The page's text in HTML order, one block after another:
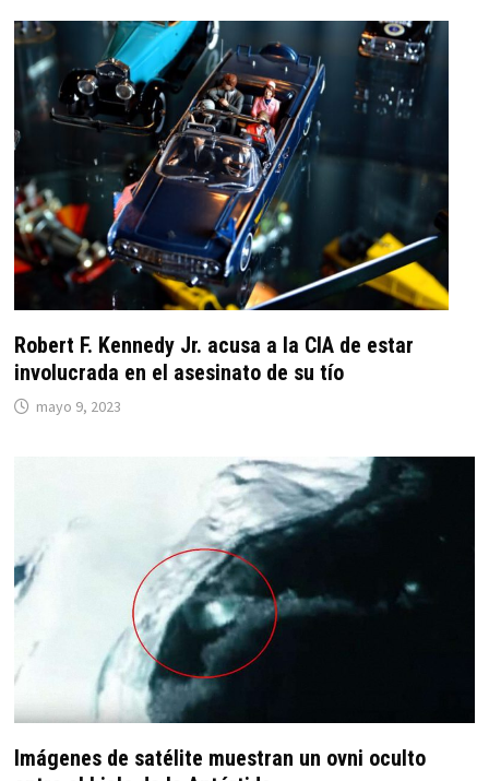
Robert F. Kennedy Jr. acusa a la CIA de estar
involucrada en el asesinato de su tío
mayo 9, 2023
Imágenes de satélite muestran un ovni oculto